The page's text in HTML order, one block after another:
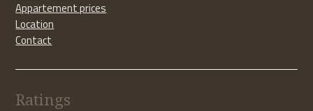
Appartement prices
Location
Contact
Ratings